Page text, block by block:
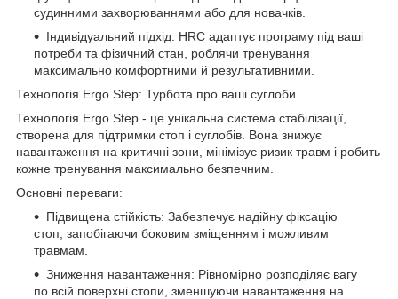
судинними захворюваннями або для новачків.
Індивідуальний підхід: HRC адаптує програму під ваші
потреби та фізичний стан, роблячи тренування
максимально комфортними й результативними.
Технологія Ergo Step: Турбота про ваші суглоби
Технологія Ergo Step - це унікальна система стабілізації,
створена для підтримки стоп і суглобів. Вона знижує
навантаження на критичні зони, мінімізує ризик травм і робить
кожне тренування максимально безпечним.
Основні переваги:
Підвищена стійкість: Забезпечує надійну фіксацію
стоп, запобігаючи боковим зміщенням і можливим
травмам.
Зниження навантаження: Рівномірно розподіляє вагу
по всій поверхні стопи, зменшуючи навантаження на